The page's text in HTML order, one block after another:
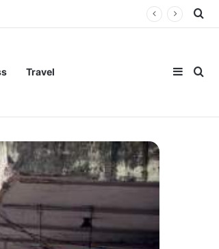
Travel